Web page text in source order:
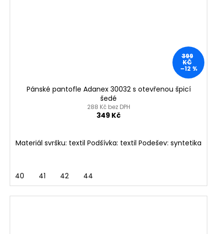
399
KČ
–12 %
Pánské pantofle Adanex 30032 s otevřenou špicí
šedé
288 Kč bez DPH
349 Kč
Materiál svršku: textil Podšívka: textil Podešev: syntetika
40 41 42 44